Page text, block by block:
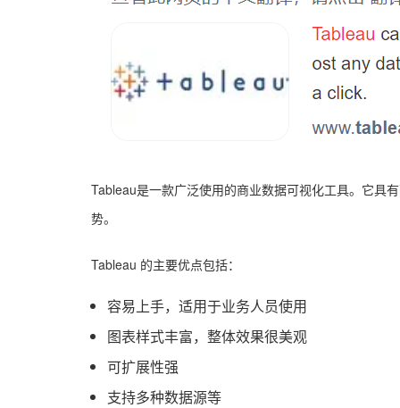
Tableau是一款广泛使用的商业数据可视化工具。它具
势。
Tableau 的主要优点包括：
容易上手，适用于业务人员使用
图表样式丰富，整体效果很美观
可扩展性强
支持多种数据源等